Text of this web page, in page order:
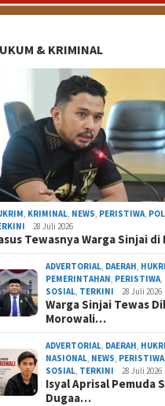
Konsultan
Laptop, Resmob
& KRIMINAL
, KRIMINAL, NEWS, PERISTIWA,
28 Juli 2026
Tewasnya Warga Sinjai
ADVERTORIAL, DAERAH,
PEMERINTAHAN, PERISTIWA,
SOSIAL, TERKINI 28 Juli 2026
Warga Sinjai Tewas
Morowali…
ADVERTORIAL, DAERAH,
NASIONAL, NEWS, PERISTIWA,
SOSIAL, TERKINI 28 Juli 2026
Isyal Aprisal Pemuda
Dugaa…